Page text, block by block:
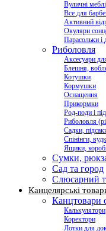
Вуличні
Все для
Активний
Окуляри
Парасольки
Риболовля
Аксесуари
Блешня,
Котушки
Кормушки
Оснащення
Прикормки
Род-поди і
Риболовля
Садки,
Спінінги,
Ящики,
Сумки,
Сад та город
Слюсарний
Канцелярські
Канцтовари
Калькулятори
Коректори
Лотки для